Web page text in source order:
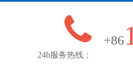

24h服务热线：
+86